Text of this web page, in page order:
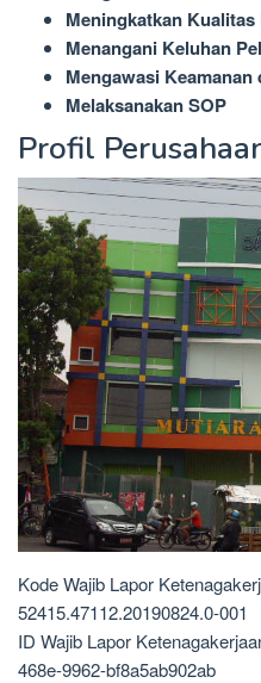
Meningkatkan Kualitas
Menangani Keluhan
Mengawasi
Melaksanakan SOP
Profil
Kode Wajib Lapor
52415.47112.20190824.0-001
ID Wajib Lapor
468e-9962-bf8a5ab902ab